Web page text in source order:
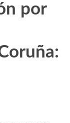
por